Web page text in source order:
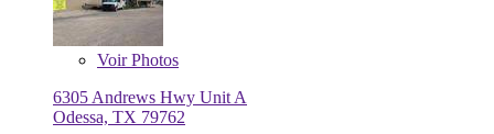
VoirPhotos
6305 Andrews Hwy Unit A
Odessa, TX 79762